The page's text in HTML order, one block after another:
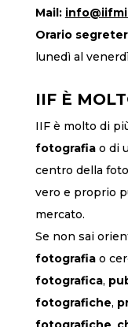
Mail:
Orario
lunedì al
IIF È
IIF è molto di
fotografiao di
centro della
vero e proprio
mercato.
Se non sai
fotografiao
fotografica,
fotografiche,